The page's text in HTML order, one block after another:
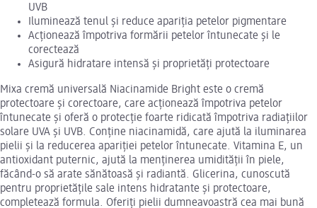
UVB
Iluminează tenul și reduce apariția petelor pigmentare
Acționează împotriva formării petelor întunecate și le
corectează
Asigură hidratare intensă și proprietăți protectoare
Mixa cremă universală Niacinamide Bright este o cremă
protectoare și corectoare, care acționează împotriva petelor
întunecate și oferă o protecție foarte ridicată împotriva radiațiilor
solare UVA și UVB. Conține niacinamidă, care ajută la iluminarea
pielii și la reducerea apariției petelor întunecate. Vitamina E, un
antioxidant puternic, ajută la menținerea umidității în piele,
făcând-o să arate sănătoasă și radiantă. Glicerina, cunoscută
pentru proprietățile sale intens hidratante și protectoare,
completează formula. Oferiți pielii dumneavoastră cea mai bună